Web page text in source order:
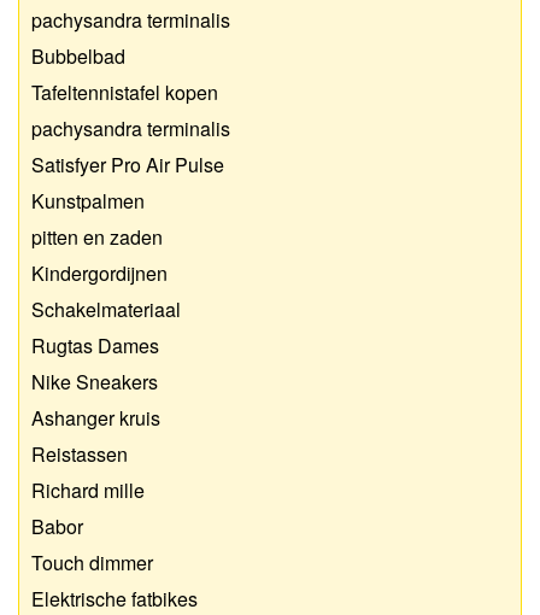
pachysandra terminalis
Bubbelbad
Tafeltennistafel kopen
pachysandra terminalis
Satisfyer Pro Air Pulse
Kunstpalmen
pitten en zaden
Kindergordijnen
Schakelmateriaal
Rugtas Dames
Nike Sneakers
Ashanger kruis
Reistassen
Richard mille
Babor
Touch dimmer
Elektrische fatbikes